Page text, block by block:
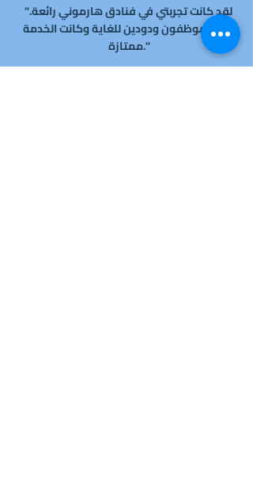
"لقد كانت تجربتي في فنادق هارموني رائعة.
كان الموظفون ودودين للغاية وكانت الخدمة
ممتازة."